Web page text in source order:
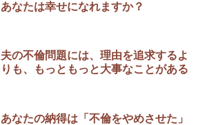
あなたは幸せになれますか？
夫の不倫問題には、理由を追求するよ
りも、もっともっと大事なことがある￼
あなたの納得は「不倫をやめさせた」